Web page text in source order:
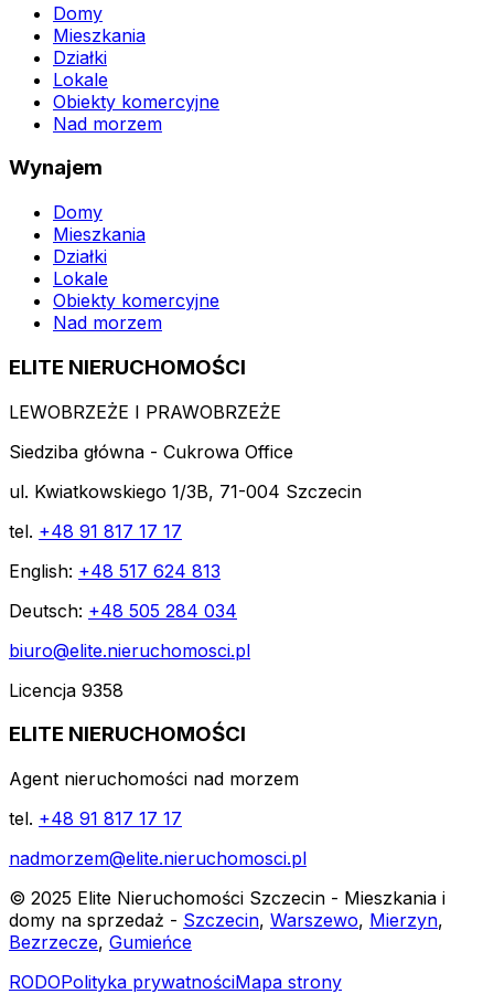
Domy
Mieszkania
Działki
Lokale
Obiekty komercyjne
Nad morzem
Wynajem
Domy
Mieszkania
Działki
Lokale
Obiekty komercyjne
Nad morzem
ELITE NIERUCHOMOŚCI
LEWOBRZEŻE I PRAWOBRZEŻE
Siedziba główna - Cukrowa Office
ul. Kwiatkowskiego 1/3B, 71-004 Szczecin
tel. +48 91 817 17 17
English: +48 517 624 813
Deutsch: +48 505 284 034
biuro@elite.nieruchomosci.pl
Licencja 9358
ELITE NIERUCHOMOŚCI
Agent nieruchomości nad morzem
tel. +48 91 817 17 17
nadmorzem@elite.nieruchomosci.pl
© 2025 Elite Nieruchomości Szczecin - Mieszkania i
domy na sprzedaż - Szczecin, Warszewo, Mierzyn,
Bezrzecze, Gumieńce
RODOPolityka prywatnościMapa strony